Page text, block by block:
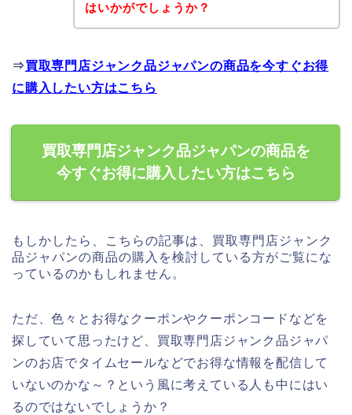
はいかがでしょうか？
⇒買取専門店ジャンク品ジャパンの商品を今すぐお得
に購入したい方はこちら
買取専門店ジャンク品ジャパンの商品を
今すぐお得に購入したい方はこちら
もしかしたら、こちらの記事は、買取専門店ジャンク
品ジャパンの商品の購入を検討している方がご覧にな
っているのかもしれません。
ただ、色々とお得なクーポンやクーポンコードなどを
探していて思ったけど、買取専門店ジャンク品ジャパ
ンのお店でタイムセールなどでお得な情報を配信して
いないのかな～？という風に考えている人も中にはい
るのではないでしょうか？